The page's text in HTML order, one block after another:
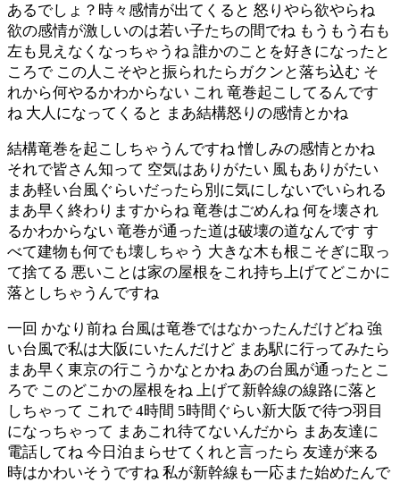
あるでしょ？時々感情が出てくると 怒りやら欲やらね
欲の感情が激しいのは若い子たちの間でね もうもう右も
左も見えなくなっちゃうね 誰かのことを好きになったと
ころで この人こそやと振られたらガクンと落ち込む そ
れから何やるかわからない これ 竜巻起こしてるんです
ね 大人になってくると まあ結構怒りの感情とかね
結構竜巻を起こしちゃうんですね 憎しみの感情とかね
それで皆さん知って 空気はありがたい 風もありがたい
まあ軽い台風ぐらいだったら別に気にしないでいられる
まあ早く終わりますからね 竜巻はごめんね 何を壊され
るかわからない 竜巻が通った道は破壊の道なんです す
べて建物も何でも壊しちゃう 大きな木も根こそぎに取っ
て捨てる 悪いことは家の屋根をこれ持ち上げてどこかに
落としちゃうんですね
一回 かなり前ね 台風は竜巻ではなかったんだけどね 強
い台風で私は大阪にいたんだけど まあ駅に行ってみたら
まあ早く東京の行こうかなとかね あの台風が通ったとこ
ろで このどこかの屋根をね 上げて新幹線の線路に落と
しちゃって これで 4時間 5時間ぐらい新大阪で待つ羽目
になっちゃって まあこれ待てないんだから まあ友達に
電話してね 今日泊まらせてくれと言ったら 友達が来る
時はかわいそうですね 私が新幹線も一応また始めたんで